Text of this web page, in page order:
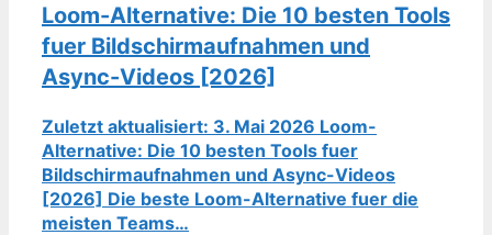
Loom-Alternative: Die 10 besten Tools
fuer Bildschirmaufnahmen und
Async-Videos [2026]
Zuletzt aktualisiert: 3. Mai 2026 Loom-
Alternative: Die 10 besten Tools fuer
Bildschirmaufnahmen und Async-Videos
[2026] Die beste Loom-Alternative fuer die
meisten Teams…